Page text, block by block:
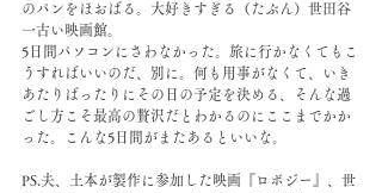
のパンをほおばる。大好きすぎる（たぶん）世田谷
一古い映画館。
5日間パソコンにさわなかった。旅に行かなくてもこ
うすればいいのだ、別に。何も用事がなくて、いき
あたりばったりにその日の予定を決める、そんな過
ごし方こそ最高の贅沢だとわかるのにここまでかか
った。こんな5日間がまたあるといいな。
PS.夫、土本が製作に参加した映画『ロボジー』、世